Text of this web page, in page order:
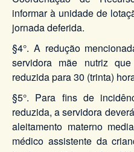
informar à unidade de
jornada deferida.
§4°. A redução
servidora mãe nutriz
reduzida para 30 (trinta)
§5°. Para fins de
reduzida, a servidora
aleitamento materno
médico assistente da